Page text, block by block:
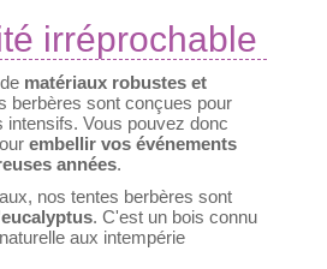
irréprochable
matériaux robustes et
berbères sont conçues pour
intensifs. Vous pouvez donc
embellir vos événements
années.
nos tentes berbères sont
. C'est un bois connu
aux intempérie